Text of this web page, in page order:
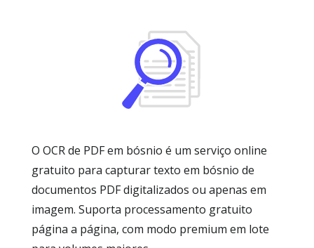
O OCR de PDF em bósnio é um serviço online
gratuito para capturar texto em bósnio de
documentos PDF digitalizados ou apenas em
imagem. Suporta processamento gratuito
página a página, com modo premium em lote